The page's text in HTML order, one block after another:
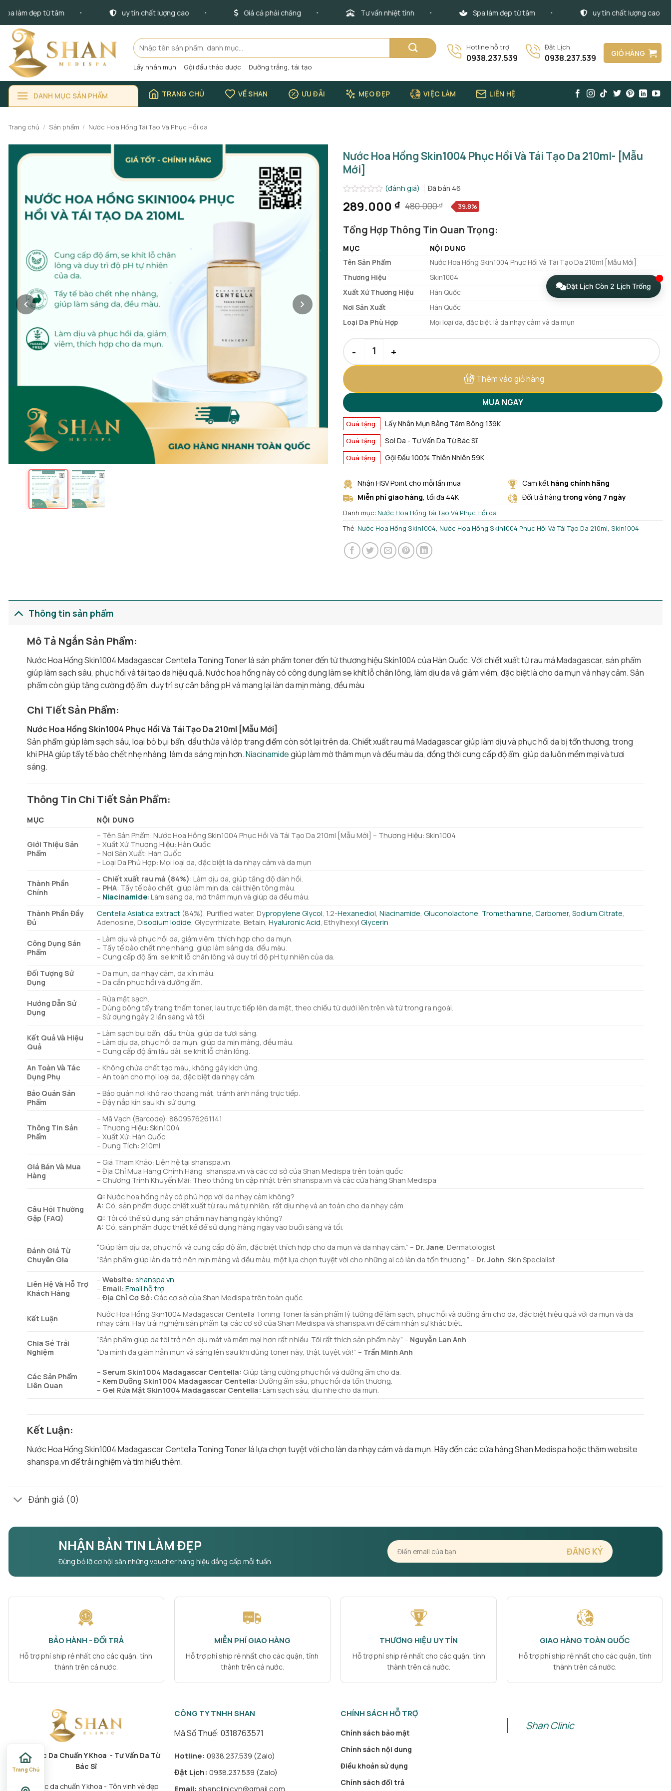
qua
dung
làm đẹp từ tâm uy tín chất lượng cao Giá cả phải chăng Tư vấn nhiệt tình Spa làm đẹp từ tâm uy tín chất lượng cao
Tìm
kiếm:
Lấy nhân mụn Gội đầu thảo dược Dưỡng trắng, tái tạo
Hotline hỗ trợ
0938.237.539
Đặt Lịch
0938.237.539 GIỎ HÀNG
DANH MỤC SẢN PHẨM TRANG CHỦ VỀ SHAN ƯU ĐÃI MẸO ĐẸP VIỆC LÀM LIÊN HỆ
Trang chủ / Sản phẩm / Nước Hoa Hồng Tái Tạo Và Phục Hồi da
Nước Hoa Hồng Skin1004 Phục Hồi Và Tái Tạo Da 210ml- [Mẫu
Mới]
xếp
0.0
5
(đánh giá) Đã bán 46
480.000₫
Giá
gốc
là:
480.000 ₫.
289.000 ₫
Giá
hiện
tại
là:
289.000 ₫.
39.8%
Tổng Hợp Thông Tin Quan Trọng:
MỤC
NỘI DUNG
Tên Sản Phẩm
Nước Hoa Hồng Skin1004 Phục Hồi Và Tái Tạo Da 210ml [Mẫu Mới]
Thương Hiệu
Skin1004
Xuất Xứ Thương Hiệu
Hàn Quốc
Nơi Sản Xuất
Hàn Quốc
Loại Da Phù Hợp
Mọi loại da, đặc biệt là da nhạy cảm và da mụn
Thêm vào giỏ hàng
MUA NGAY
Quà tặng Lấy Nhân Mụn Bằng Tăm Bông 139K
Quà tặng Soi Da - Tư Vấn Da Từ Bác Sĩ
Quà tặng Gội Đầu 100% Thiên Nhiên 59K
Nhận HSV Point cho mỗi lần mua Cam kết hàng chính hãng
Miễn phí giao hàng , tối đa 44K Đổi trả hàng trong vòng 7 ngày
Danh mục: Nước Hoa Hồng Tái Tạo Và Phục Hồi da
Thẻ: Nước Hoa Hồng Skin1004, Nước Hoa Hồng Skin1004 Phục Hồi Và Tái Tạo Da 210ml, Skin1004
Thông tin sản phẩm
Mô Tả Ngắn Sản Phẩm:
Nước Hoa Hồng Skin1004 Madagascar Centella Toning Toner là sản phẩm toner đến từ thương hiệu Skin1004 của Hàn Quốc. Với chiết xuất từ rau má Madagascar, sản phẩm
giúp làm sạch sâu, phục hồi và tái tạo da hiệu quả. Nước hoa hồng này có công dụng làm se khít lỗ chân lông, làm dịu da và giảm viêm, đặc biệt là cho da mụn và nhạy cảm. Sản
phẩm còn giúp tăng cường độ ẩm, duy trì sự cân bằng pH và mang lại làn da mịn màng, đều màu
Chi Tiết Sản Phẩm:
Nước Hoa Hồng Skin1004 Phục Hồi Và Tái Tạo Da 210ml [Mẫu Mới]
Sản phẩm giúp làm sạch sâu, loại bỏ bụi bẩn, dầu thừa và lớp trang điểm còn sót lại trên da. Chiết xuất rau má Madagascar giúp làm dịu và phục hồi da bị tổn thương, trong
khi PHA giúp tẩy tế bào chết nhẹ nhàng, làm da sáng mịn hơn.Niacinamidegiúp làm mờ thâm mụn và đều màu da, đồng thời cung cấp độ ẩm, giúp da luôn mềm mại và tươi
sáng.
Thông Tin Chi Tiết Sản Phẩm:
MỤC NỘI DUNG
Giới Thiệu Sản
Phẩm
– Tên Sản Phẩm: Nước Hoa Hồng Skin1004 Phục Hồi Và Tái Tạo Da 210ml [Mẫu Mới] – Thương Hiệu: Skin1004
– Xuất Xứ Thương Hiệu: Hàn Quốc
– Nơi Sản Xuất: Hàn Quốc
– Loại Da Phù Hợp: Mọi loại da, đặc biệt là da nhạy cảm và da mụn
Thành Phần
Chính
– Chiết xuất rau má (84%) : Làm dịu da, giúp tăng độ đàn hồi.
– PHA: Tẩy tế bào chết, giúp làm mịn da, cải thiện tông màu.
– Niacinamide: Làm sáng da, mờ thâm mụn và giúp da đều màu.
Thành Phần Đầy
Đủ
Centella Asiatica extract(84%), Purified water, Dypropylene Glycol, 1.2-Hexanediol, Niacinamide, Gluconolactone, Tromethamine, Carbomer, Sodium Citrate,
Adenosine, Disodium Iodide, Glycyrrhizate, Betain, Hyaluronic Acid, Ethylhexyl Glycerin
Công Dụng Sản
Phẩm
– Làm dịu và phục hồi da, giảm viêm, thích hợp cho da mụn.
– Tẩy tế bào chết nhẹ nhàng, giúp làm sáng da, đều màu.
– Cung cấp độ ẩm, se khít lỗ chân lông và duy trì độ pH tự nhiên của da.
Đối Tượng Sử
Dụng
– Da mụn, da nhạy cảm, da xỉn màu.
– Da cần phục hồi và dưỡng ẩm.
Hướng Dẫn Sử
Dụng
– Rửa mặt sạch.
– Dùng bông tẩy trang thấm toner, lau trực tiếp lên da mặt, theo chiều từ dưới lên trên và từ trong ra ngoài.
– Sử dụng ngày 2 lần sáng và tối.
Kết Quả Và Hiệu
Quả
– Làm sạch bụi bẩn, dầu thừa, giúp da tươi sáng.
– Làm dịu da, phục hồi da mụn, giúp da mịn màng, đều màu.
– Cung cấp độ ẩm lâu dài, se khít lỗ chân lông.
An Toàn Và Tác
Dụng Phụ
– Không chứa chất tạo màu, không gây kích ứng.
– An toàn cho mọi loại da, đặc biệt da nhạy cảm.
Bảo Quản Sản
Phẩm
– Bảo quản nơi khô ráo thoáng mát, tránh ánh nắng trực tiếp.
– Đậy nắp kín sau khi sử dụng.
Thông Tin Sản
Phẩm
– Mã Vạch (Barcode): 8809576261141
– Thương Hiệu: Skin1004
– Xuất Xứ: Hàn Quốc
– Dung Tích: 210ml
Giá Bán Và Mua
Hàng
– Giá Tham Khảo: Liên hệ tại shanspa.vn
– Địa Chỉ Mua Hàng Chính Hãng: shanspa.vn và các cơ sở của Shan Medispa trên toàn quốc
– Chương Trình Khuyến Mãi: Theo thông tin cập nhật trên shanspa.vn và các cửa hàng Shan Medispa
Câu Hỏi Thường
Gặp (FAQ)
Q: Nước hoa hồng này có phù hợp với da nhạy cảm không?
A: Có, sản phẩm được chiết xuất từ rau má tự nhiên, rất dịu nhẹ và an toàn cho da nhạy cảm.
Q: Tôi có thể sử dụng sản phẩm này hàng ngày không?
A: Có, sản phẩm được thiết kế để sử dụng hàng ngày vào buổi sáng và tối.
Đánh Giá Từ
Chuyên Gia
“Giúp làm dịu da, phục hồi và cung cấp độ ẩm, đặc biệt thích hợp cho da mụn và da nhạy cảm.” – Dr. Jane, Dermatologist
“Sản phẩm giúp làn da trở nên mịn màng và đều màu, một lựa chọn tuyệt vời cho những ai có làn da tổn thương.” – Dr. John, Skin Specialist
Liên Hệ Và Hỗ Trợ
Khách Hàng
– Website: shanspa.vn
– Email: Email hỗ trợ
– Địa Chỉ Cơ Sở: Các cơ sở của Shan Medispa trên toàn quốc
Kết Luận
Nước Hoa Hồng Skin1004 Madagascar Centella Toning Toner là sản phẩm lý tưởng để làm sạch, phục hồi và dưỡng ẩm cho da, đặc biệt hiệu quả với da mụn và da
nhạy cảm. Hãy trải nghiệm sản phẩm tại các cơ sở của Shan Medispa và shanspa.vn để cảm nhận sự khác biệt.
Chia Sẻ Trải
Nghiệm
“Sản phẩm giúp da tôi trở nên dịu mát và mềm mại hơn rất nhiều. Tôi rất thích sản phẩm này.” – Nguyễn Lan Anh
“Da mình đã giảm hẳn mụn và sáng lên sau khi dùng toner này, thật tuyệt vời!” – Trần Minh Anh
Các Sản Phẩm
Liên Quan
– Serum Skin1004 Madagascar Centella: Giúp tăng cường phục hồi và dưỡng ẩm cho da.
– Kem Dưỡng Skin1004 Madagascar Centella: Dưỡng ẩm sâu, phục hồi da tổn thương.
– Gel Rửa Mặt Skin1004 Madagascar Centella: Làm sạch sâu, dịu nhẹ cho da mụn.
Kết Luận:
Nước Hoa Hồng Skin1004 Madagascar Centella Toning Toner là lựa chọn tuyệt vời cho làn da nhạy cảm và da mụn. Hãy đến các cửa hàng Shan Medispa hoặc thăm website
shanspa.vn để trải nghiệm và tìm hiểu thêm.
Đánh giá (0)
NHẬN BẢN TIN LÀM ĐẸP
Đừng bỏ lỡ cơ hội săn những voucher hàng hiệu đẳng cấp mỗi tuần
BẢO HÀNH - ĐỔI TRẢ
Hỗ trợ phí ship rẻ nhất cho các quận, tỉnh
thành trên cả nước.
MIỄN PHÍ GIAO HÀNG
Hỗ trợ phí ship rẻ nhất cho các quận, tỉnh
thành trên cả nước.
THƯƠNG HIỆU UY TÍN
Hỗ trợ phí ship rẻ nhất cho các quận, tỉnh
thành trên cả nước.
GIAO HÀNG TOÀN QUỐC
Hỗ trợ phí ship rẻ nhất cho các quận, tỉnh
thành trên cả nước.
Chăm Sóc Da Chuẩn Y Khoa - Tư Vấn Da Từ
Bác Sĩ
“Chăm sóc da chuẩn Y khoa - Tôn vinh vẻ đẹp
CÔNG TY TNHH SHAN
Mã Số Thuế: 0318763571
Hotline: 0938.237.539 (Zalo)
Đặt Lịch: 0938.237.539 (Zalo)
Email: shanclinicvn@gmail.com
CHÍNH SÁCH HỖ TRỢ
Chính sách bảo mật
Chính sách nội dung
Điều khoản sử dụng
Chính sách đổi trả
Shan Clinic
Đặt Lịch Còn 2 Lịch Trống
Trang Chủ